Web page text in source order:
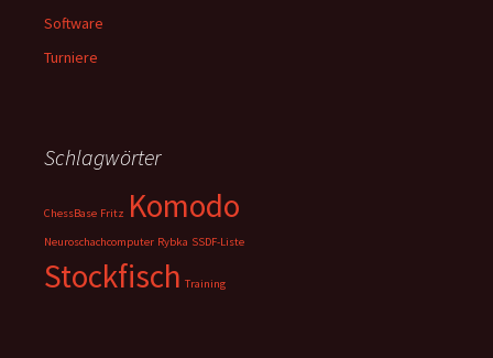
Software
Turniere
Schlagwörter
ChessBase Fritz Komodo
Neuroschachcomputer Rybka SSDF-Liste
Stockfisch Training